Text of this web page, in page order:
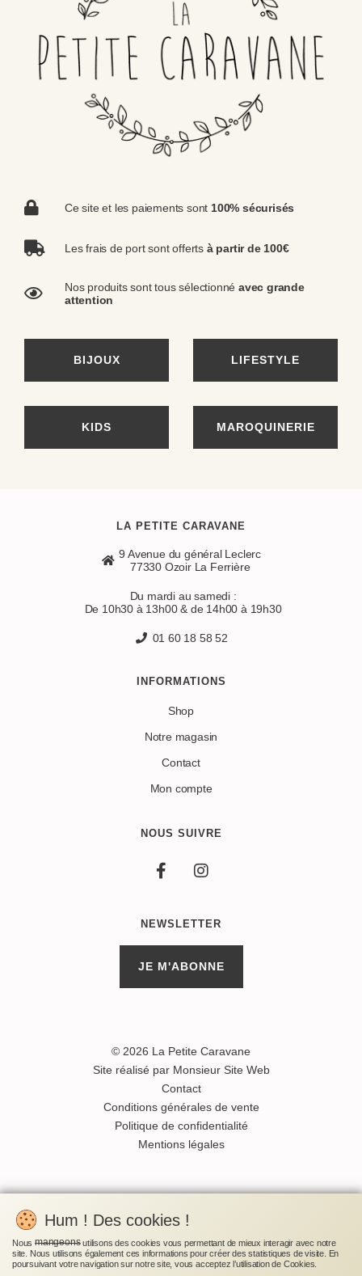
BIJOUX LIFESTYLE
KIDS MAROQUINERIE
Ce site et les paiements sont 100% sécurisés
Les frais de port sont offerts à partir de 100€
Nos produits sont tous sélectionné avec grande
attention
LA PETITE CARAVANE
9 Avenue du général Leclerc
77330 Ozoir La Ferrière
Du mardi au samedi :
De 10h30 à 13h00 & de 14h00 à 19h30
01 60 18 58 52
INFORMATIONS
Shop
Notre magasin
Contact
Mon compte
NOUS SUIVRE
NEWSLETTER
JE M'ABONNE
© 2026 La Petite Caravane
Site réalisé par Monsieur Site Web
Contact
Conditions générales de vente
Politique de confidentialité
Mentions légales
Hum ! Des cookies !
Nous mangeonsutilisons des cookies vous permettant de mieux interagir avec notre
site. Nous utilisons également ces informations pour créer des statistiques de visite. En
poursuivant votre navigation sur notre site, vous acceptez l’utilisation de Cookies.